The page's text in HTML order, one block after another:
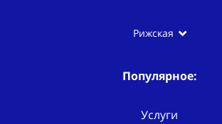
Рижская
Популярное:
Услуги